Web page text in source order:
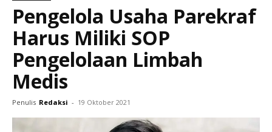
Pengelola Usaha Parekraf
Harus Miliki SOP
Pengelolaan Limbah
Medis
Penulis Redaksi - 19 Oktober 2021